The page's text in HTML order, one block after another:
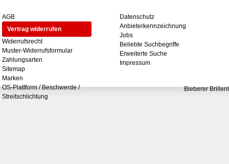
AGB
Vertrag widerrufen
Widerrufsrecht
Muster-Widerrufsformular
Zahlungsarten
Sitemap
Marken
OS-Plattform / Beschwerde /
Streitschlichtung
Datenschutz
Anbieterkennzeichnung
Jobs
Beliebte Suchbegriffe
Erweiterte Suche
Impressum
Bieberer